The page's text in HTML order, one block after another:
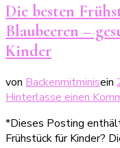
Die besten
Blaubeeren –
Kinder
von Backenmitminisein
Hinterlasse einen
*Dieses Posting
Frühstück für Kinder?